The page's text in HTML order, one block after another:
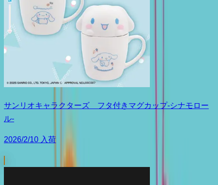
サンリオキャラクターズ フタ付きマグカップ-シナモロー
ル-
2026/2/10 入荷